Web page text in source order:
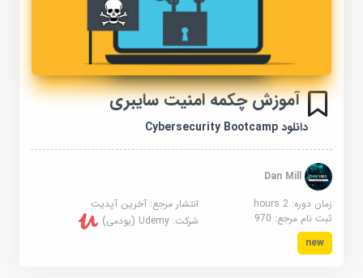
آموزش چکمه امنیت سایبری
دانلود Cybersecurity Bootcamp
Dan Mill
زمان دوره: 2 hours
انتشار مرجع:آخرین آپدیت
ثبت نام مرجع:970 شرکت:Udemy (یودمی)
new